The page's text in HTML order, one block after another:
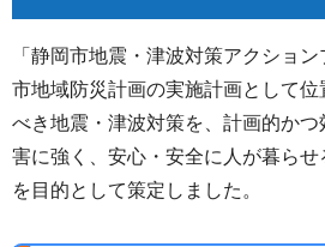
「静岡市地震・津波対策アクショ
市地域防災計画の実施計画として
べき地震・津波対策を、計画的かつ
害に強く、安心・安全に人が暮らせ
を目的として策定しました。